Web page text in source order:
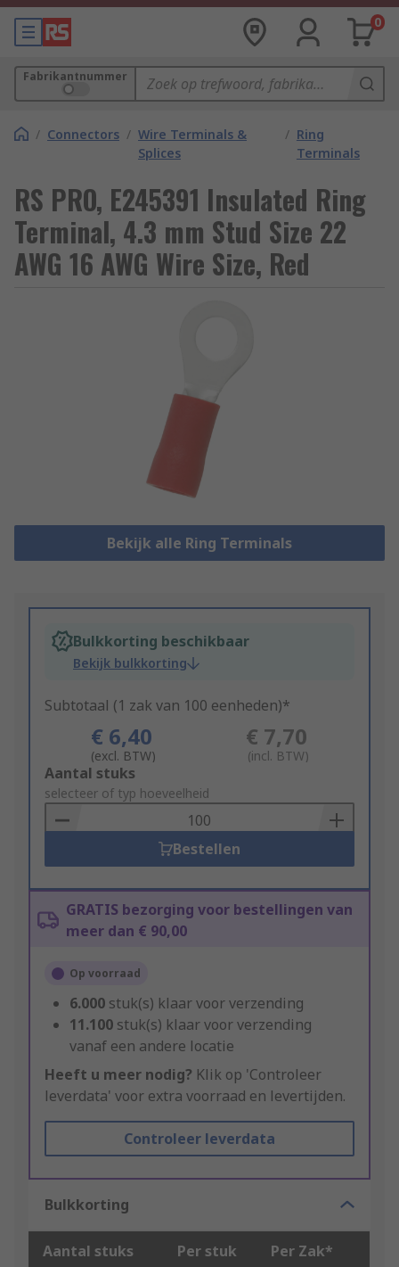
0
Fabrikantnummer
/ Connectors / Wire Terminals &
Splices
/ Ring
Terminals
RS PRO, E245391 Insulated Ring
Terminal, 4.3 mm Stud Size 22
AWG 16 AWG Wire Size, Red
Bekijk alle Ring Terminals
Bulkkorting beschikbaar
Bekijk bulkkorting
Subtotaal (1 zak van 100 eenheden)*
€ 6,40
(excl. BTW)
€ 7,70
(incl. BTW)
Add
to
Basket
Aantal stuks
selecteer of typ hoeveelheid
Bestellen
GRATIS bezorging voor bestellingen van
meer dan € 90,00
Op voorraad
6.000 stuk(s) klaar voor verzending
11.100 stuk(s) klaar voor verzending
vanaf een andere locatie
Heeft u meer nodig? Klik op 'Controleer
leverdata' voor extra voorraad en levertijden.
Controleer leverdata
Bulkkorting
Aantal stuks Per stuk Per Zak*